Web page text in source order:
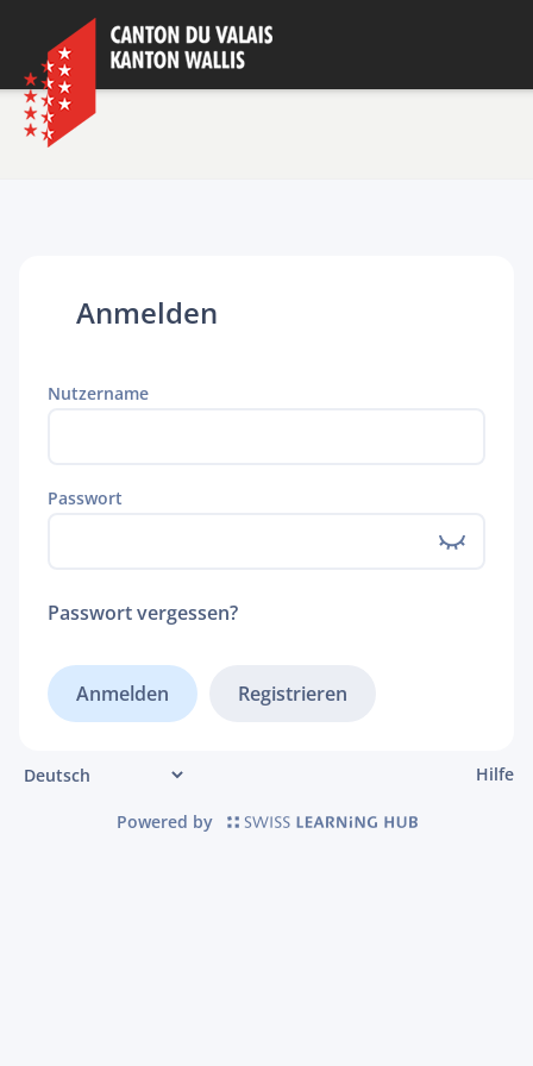
Anmelden
Nutzername
Passwort
Passwort vergessen?
Registrieren
Hilfe
Powered by